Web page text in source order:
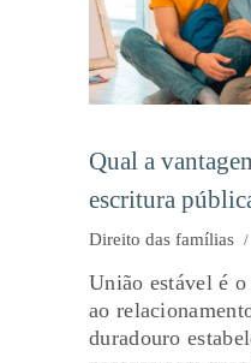
BLOG
CONTATOS
Qual a
escritura
Direito das famílias
União estável é
ao
duradouro